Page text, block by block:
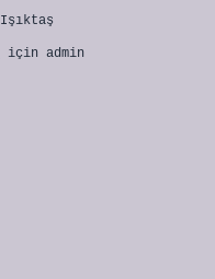
Işıktaş
için admin